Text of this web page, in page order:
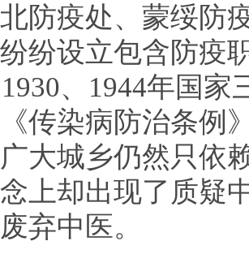
防疫处、蒙绥防
纷设立包含防疫
、1944年国
传染病防治条例
大城乡仍然只依
上却出现了质疑
弃中医。